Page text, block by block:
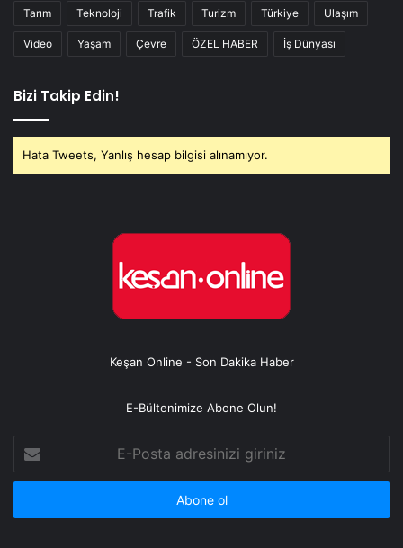
Tarım Teknoloji Trafik Turizm Türkiye Ulaşım
Video Yaşam Çevre ÖZEL HABER İş Dünyası
Bizi Takip Edin!
Hata Tweets, Yanlış hesap bilgisi alınamıyor.
Keşan Online - Son Dakika Haber
E-Bültenimize Abone Olun!
Posta
adresinizi